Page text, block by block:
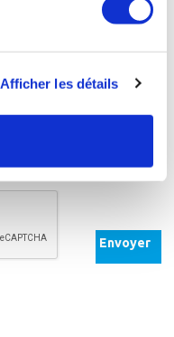
Afficher les détails
Envoyer